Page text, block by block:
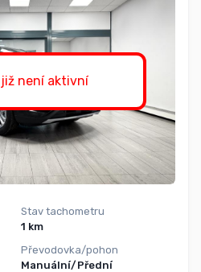
není aktivní
Stav tachometru
1 km
Převodovka/pohon
Manuální/Přední